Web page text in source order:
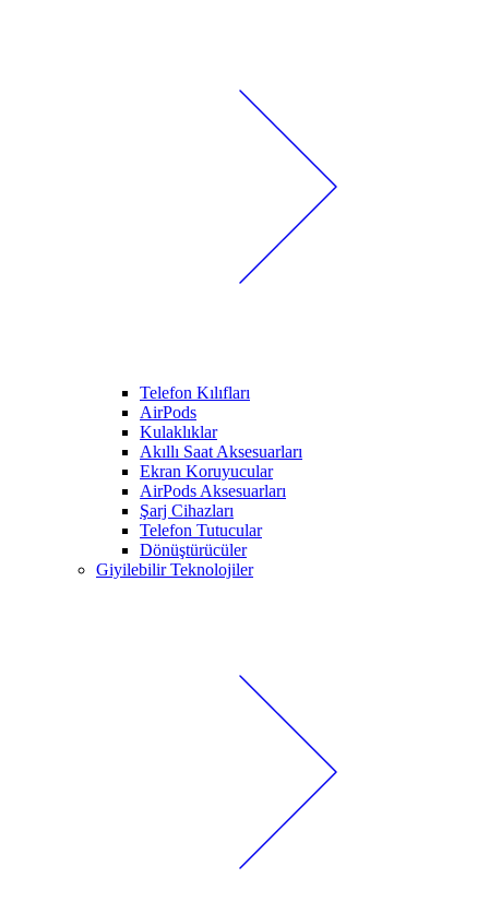
Telefon Kılıfları
AirPods
Kulaklıklar
Akıllı Saat Aksesuarları
Ekran Koruyucular
AirPods Aksesuarları
Şarj Cihazları
Telefon Tutucular
Dönüştürücüler
Giyilebilir Teknolojiler